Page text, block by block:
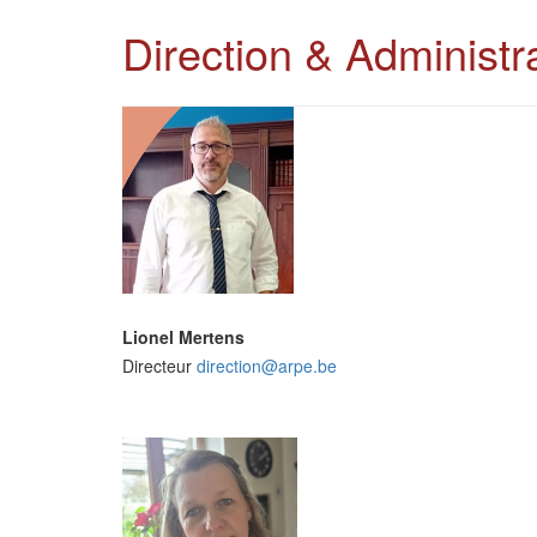
Direction &
Lionel Mertens
Directeur direction@arpe.be